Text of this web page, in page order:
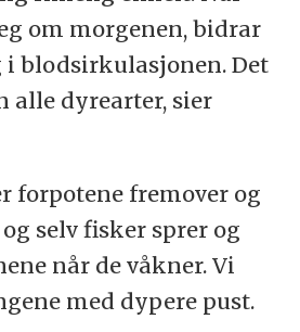
om morgenen, bidrar
i blodsirkulasjonen. Det
alle dyrearter, sier
forpotene fremover og
selv fisker sprer og
når de våkner. Vi
med dypere pust.